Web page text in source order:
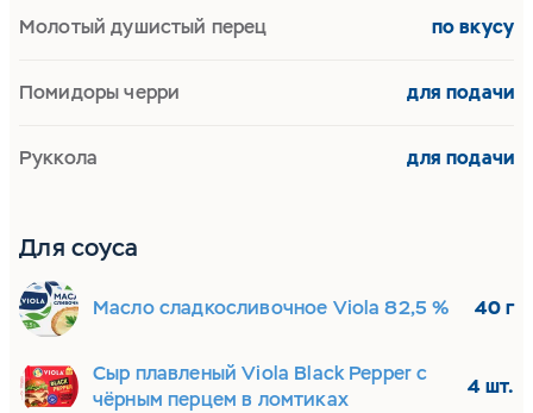
Молотый душистый перец по вкусу
Помидоры черри для подачи
Руккола для подачи
Для соуса
Масло сладкосливочное Viola 82,5 % 40 г
Сыр плавленый Viola Black Pepper с
чёрным перцем в ломтиках
4 шт.